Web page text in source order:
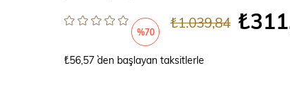
%70
İndirim
₺1.039,84
₺56,57 `den başlayan taksitlerle